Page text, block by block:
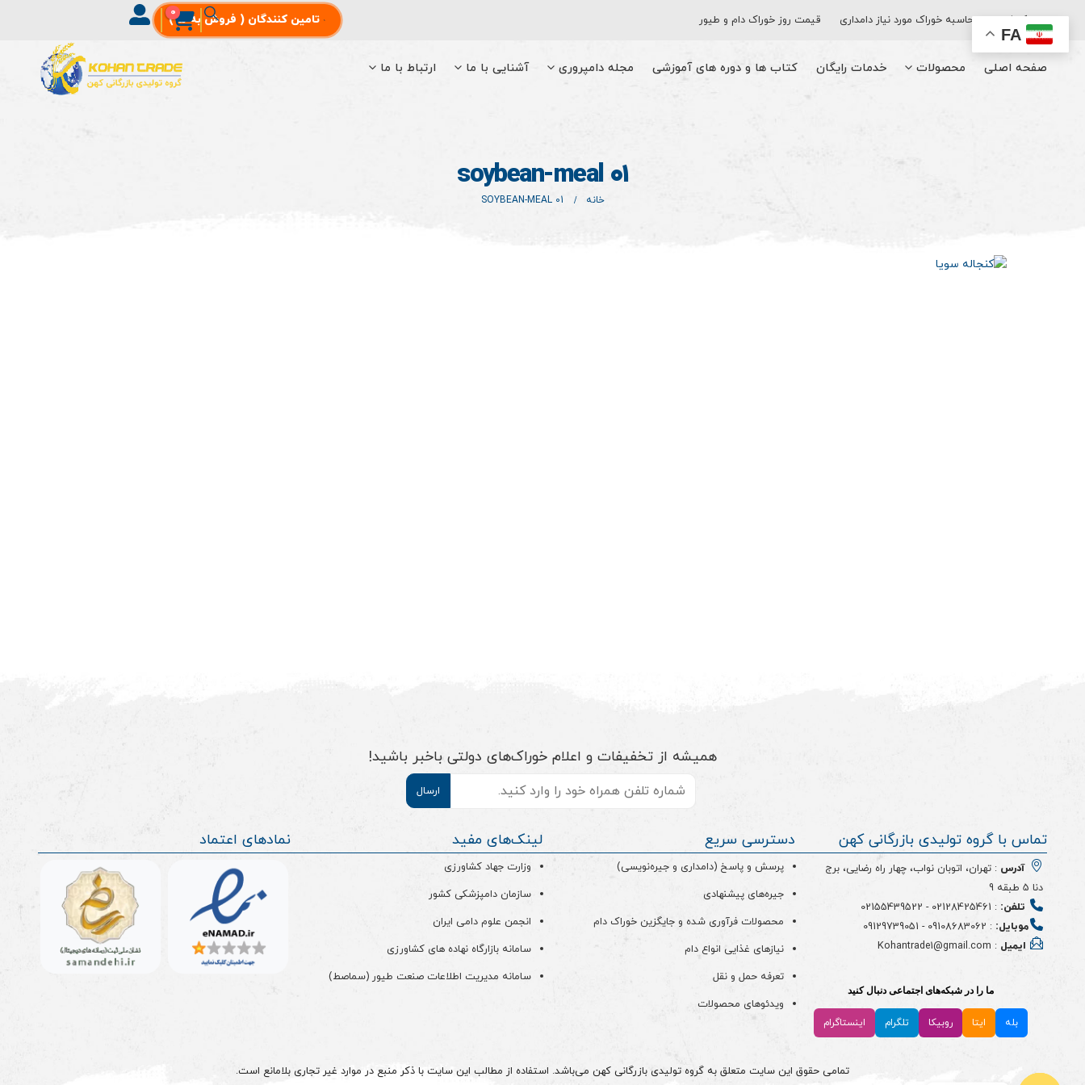
اپلیکیشن محاسبه خوراک مورد نیاز دامداری قیمت روز خوراک دام و طیور تامین‌ کنندگان ( فروش به ما )
0
صفحه اصلی محصولات خدمات رایگان کتاب‌ ها و دوره های آموزشی مجله دامپروری آشنایی با ما ارتباط با ما
soybean-meal 01
خانه SOYBEAN-MEAL 01
همیشه از تخفیفات و اعلام خوراک‌های دولتی باخبر باشید!
تماس با گروه تولیدی بازرگانی کهن
آدرس : تهران، اتوبان نواب، چهار راه رضایی، برج
دنا 5 طبقه 9
تلفن: :
02128425461
-
02155439522
موبایل: :
09108683062
-
09129739051
ایمیل : Kohantrade1@gmail.com
ما را در شبکه‌های اجتماعی دنبال کنید
بله ایتا روبیکا تلگرام اینستاگرام
دسترسی سریع
پرسش و پاسخ (دامداری و جیره‌نویسی)
جیره‌های پیشنهادی
محصولات فرآوری شده و جایگزین خوراک دام
نیازهای غذایی انواع دام
تعرفه حمل و نقل
ویدئو‌های محصولات
لینک‌های مفید
وزارت جهاد کشاورزی
سازمان دامپزشکی کشور
انجمن علوم دامی ایران
سامانه بازارگاه نهاده های کشاورزی
سامانه مدیریت اطلاعات صنعت طیور (سماصط)
نمادهای اعتماد
تمامی حقوق این سایت متعلق به گروه تولیدی بازرگانی کهن می‌باشد. استفاده از مطالب این سایت با ذکر منبع در موارد غیر تجاری بلامانع است.
FA